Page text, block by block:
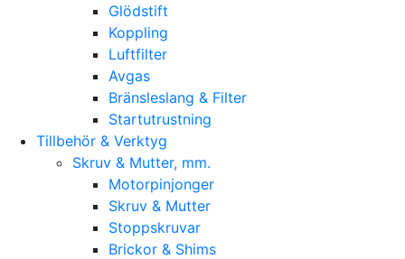
Glödstift
Koppling
Luftfilter
Avgas
Bränsleslang & Filter
Startutrustning
Tillbehör & Verktyg
Skruv & Mutter, mm.
Motorpinjonger
Skruv & Mutter
Stoppskruvar
Brickor & Shims